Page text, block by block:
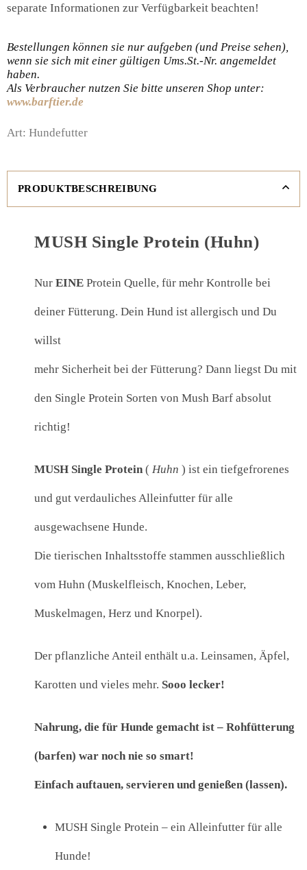
separate Informationen zur Verfügbarkeit beachten!
Bestellungen können sie nur aufgeben (und Preise sehen),
wenn sie sich mit einer gültigen Ums.St.-Nr. angemeldet
haben.
Als Verbraucher nutzen Sie bitte unseren Shop unter:
www.barftier.de
Art: Hundefutter
PRODUKTBESCHREIBUNG
MUSH Single Protein (Huhn)
Nur EINE Protein Quelle, für mehr Kontrolle bei
deiner Fütterung. Dein Hund ist allergisch und Du
willst
mehr Sicherheit bei der Fütterung? Dann liegst Du mit
den Single Protein Sorten von Mush Barf absolut
richtig!
MUSH Single Protein ( Huhn ) ist ein tiefgefrorenes
und gut verdauliches Alleinfutter für alle
ausgewachsene Hunde.
Die tierischen Inhaltsstoffe stammen ausschließlich
vom Huhn (Muskelfleisch, Knochen, Leber,
Muskelmagen, Herz und Knorpel).
Der pflanzliche Anteil enthält u.a. Leinsamen, Äpfel,
Karotten und vieles mehr. Sooo lecker!
Nahrung, die für Hunde gemacht ist – Rohfütterung
(barfen) war noch nie so smart!
Einfach auftauen, servieren und genießen (lassen).
MUSH Single Protein – ein Alleinfutter für alle
Hunde!